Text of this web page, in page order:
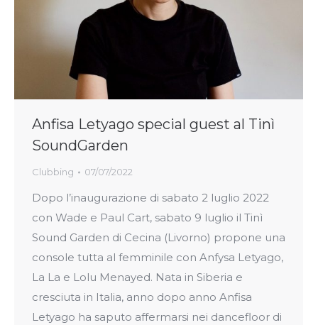
Anfisa Letyago special guest al Tinì
SoundGarden
Clubbing 07/07/2022
Dopo l’inaugurazione di sabato 2 luglio 2022
con Wade e Paul Cart, sabato 9 luglio il Tinì
Sound Garden di Cecina (Livorno) propone una
console tutta al femminile con Anfysa Letyago,
La La e Lolu Menayed. Nata in Siberia e
cresciuta in Italia, anno dopo anno Anfisa
Letyago ha saputo affermarsi nei dancefloor di